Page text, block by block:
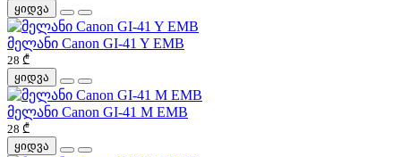
ყიდვა
მელანი Canon GI-41 Y EMB
28 ₾
ყიდვა
მელანი Canon GI-41 M EMB
28 ₾
ყიდვა